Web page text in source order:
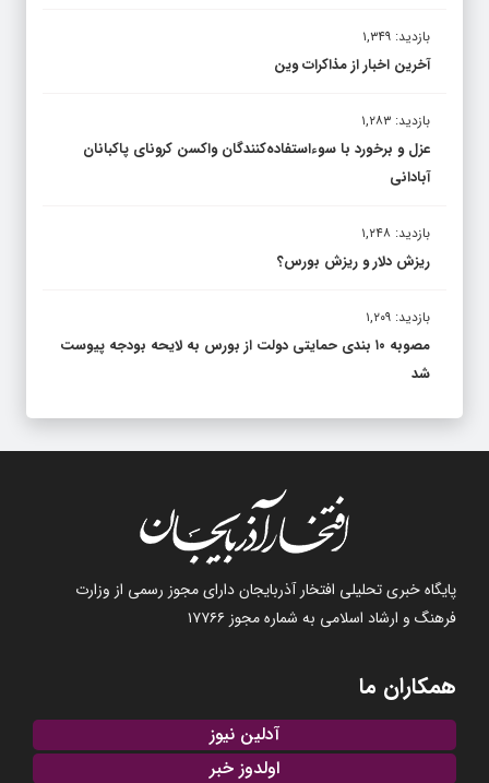
بازدید: ۱,۳۴۹
آخرین اخبار از مذاکرات وین
بازدید: ۱,۲۸۳
عزل و برخورد با سوءاستفاده‌کنندگان واکسن کرونای پاکبانان
آبادانی
بازدید: ۱,۲۴۸
ریزش دلار و ریزش بورس؟
بازدید: ۱,۲۰۹
مصوبه ۱۰ بندی حمایتی دولت از بورس به لایحه بودجه پیوست
شد
پایگاه خبری تحلیلی افتخار آذربایجان دارای مجوز رسمی از وزارت
فرهنگ و ارشاد اسلامی به شماره مجوز ۱۷۷۶۶
همکاران ما
آدلین نیوز
اولدوز خبر